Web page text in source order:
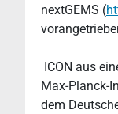
nextGEMS (
ICON aus
Max-Planck-
dem